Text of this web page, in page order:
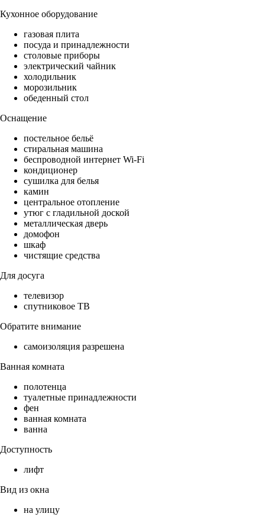
Кухонное оборудование
газовая плита
посуда и принадлежности
столовые приборы
электрический чайник
холодильник
морозильник
обеденный стол
Оснащение
постельное бельё
стиральная машина
беспроводной интернет Wi-Fi
кондиционер
сушилка для белья
камин
центральное отопление
утюг с гладильной доской
металлическая дверь
домофон
шкаф
чистящие средства
Для досуга
телевизор
спутниковое ТВ
Обратите внимание
самоизоляция разрешена
Ванная комната
полотенца
туалетные принадлежности
фен
ванная комната
ванна
Доступность
лифт
Вид из окна
на улицу